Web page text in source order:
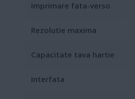
Imprimare fata-verso
Rezolutie maxima
Capacitate tava hartie
Interfata